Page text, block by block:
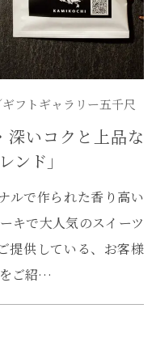
ギフトギャラリー五千尺
深いコクと上品な
ンド」
ルで作られた香り高い
キで大人気のスイーツ
提供している、お客様
ご紹…